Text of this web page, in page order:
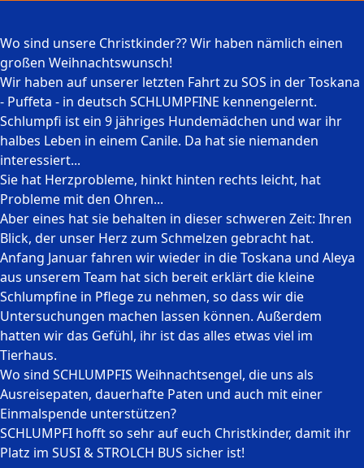
Wo sind unsere Christkinder?? Wir haben nämlich einen
großen Weihnachtswunsch!
Wir haben auf unserer letzten Fahrt zu SOS in der Toskana
- Puffeta - in deutsch SCHLUMPFINE kennengelernt.
Schlumpfi ist ein 9 jähriges Hundemädchen und war ihr
halbes Leben in einem Canile. Da hat sie niemanden
interessiert...
Sie hat Herzprobleme, hinkt hinten rechts leicht, hat
Probleme mit den Ohren...
Aber eines hat sie behalten in dieser schweren Zeit: Ihren
Blick, der unser Herz zum Schmelzen gebracht hat.
Anfang Januar fahren wir wieder in die Toskana und Aleya
aus unserem Team hat sich bereit erklärt die kleine
Schlumpfine in Pflege zu nehmen, so dass wir die
Untersuchungen machen lassen können. Außerdem
hatten wir das Gefühl, ihr ist das alles etwas viel im
Tierhaus.
Wo sind SCHLUMPFIS Weihnachtsengel, die uns als
Ausreisepaten, dauerhafte Paten und auch mit einer
Einmalspende unterstützen?
SCHLUMPFI hofft so sehr auf euch Christkinder, damit ihr
Platz im SUSI & STROLCH BUS sicher ist!